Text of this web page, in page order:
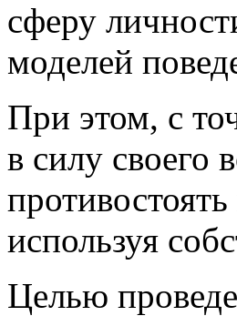
сферу
моделей
При этом, с
в силу своего
используя
Целью